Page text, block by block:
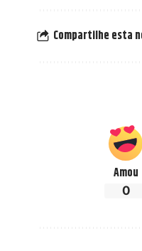
Compartilhe esta
Amou
0